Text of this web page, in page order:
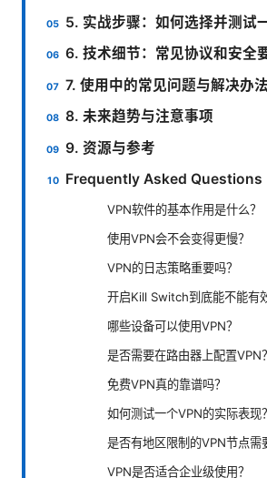
5. 实战步骤：如何选择并测试
6. 技术细节：常见协议和安全
7. 使用中的常见问题与解决办法
8. 未来趋势与注意事项
9. 资源与参考
Frequently Asked Questions
VPN软件的基本作用是什么？
使用VPN会不会变得更慢？
VPN的日志策略重要吗？
开启Kill Switch到底能不能有
哪些设备可以使用VPN？
是否需要在路由器上配置VPN？
免费VPN真的靠谱吗？
如何测试一个VPN的实际表现？
是否有地区限制的VPN节点需
VPN是否适合企业级使用？